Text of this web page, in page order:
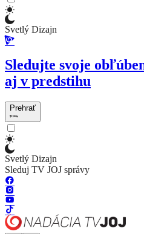
Svetlý Dizajn
Sledujte svoje
aj v predstihu
Prehrať
Svetlý Dizajn
Sleduj TV JOJ správy